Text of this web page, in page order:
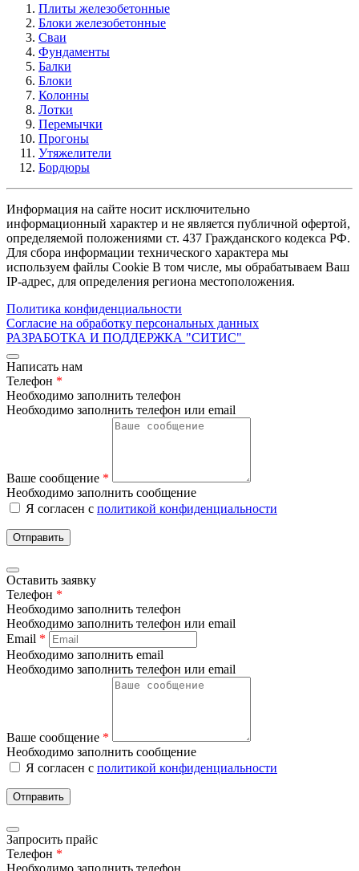
Плиты железобетонные
Блоки железобетонные
Сваи
Фундаменты
Балки
Блоки
Колонны
Лотки
Перемычки
Прогоны
Утяжелители
Бордюры
Информация на сайте носит исключительно
информационный характер и не является публичной офертой,
определяемой положениями ст. 437 Гражданского кодекса РФ.
Для сбора информации технического характера мы
используем файлы Cookie В том числе, мы обрабатываем Ваш
IP-адрес, для определения региона местоположения.
Политика конфиденциальности
Согласие на обработку персональных данных
РАЗРАБОТКА И ПОДДЕРЖКА "СИТИС"
Написать нам
Телефон *
Необходимо заполнить телефон
Необходимо заполнить телефон или email
Ваше сообщение *
Необходимо заполнить сообщение
Я согласен с политикой конфиденциальности
Отправить
Оставить заявку
Телефон *
Необходимо заполнить телефон
Необходимо заполнить телефон или email
Email *
Необходимо заполнить email
Необходимо заполнить телефон или email
Ваше сообщение *
Необходимо заполнить сообщение
Я согласен с политикой конфиденциальности
Отправить
Запросить прайс
Телефон *
Необходимо заполнить телефон